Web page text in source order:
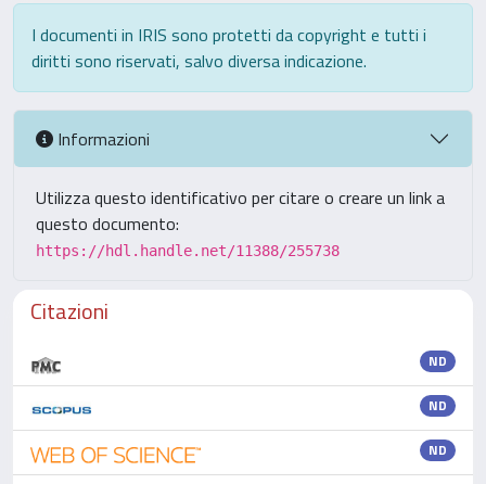
I documenti in IRIS sono protetti da copyright e tutti i
diritti sono riservati, salvo diversa indicazione.
Informazioni
Utilizza questo identificativo per citare o creare un link a
questo documento:
https://hdl.handle.net/11388/255738
Citazioni
ND
ND
ND